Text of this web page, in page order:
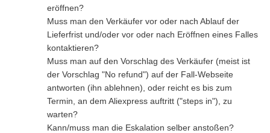
eröffnen?
Muss man den Verkäufer vor oder nach Ablauf der
Lieferfrist und/oder vor oder nach Eröffnen eines Falles
kontaktieren?
Muss man auf den Vorschlag des Verkäufer (meist ist
der Vorschlag "No refund") auf der Fall-Webseite
antworten (ihn ablehnen), oder reicht es bis zum
Termin, an dem Aliexpress auftritt ("steps in"), zu
warten?
Kann/muss man die Eskalation selber anstoßen?